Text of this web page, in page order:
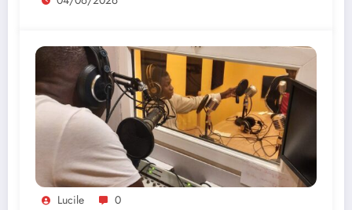
Lucile 0